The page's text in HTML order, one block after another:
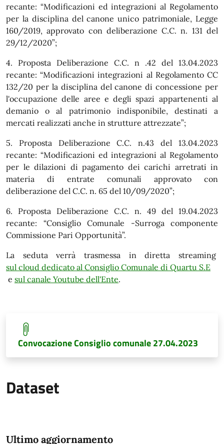
recante: “Modificazioni ed integrazioni al Regolamento
per la disciplina del canone unico patrimoniale, Legge
160/2019, approvato con deliberazione C.C. n. 131 del
29/12/2020”;
4. Proposta Deliberazione C.C. n .42 del 13.04.2023
recante: “Modificazioni integrazioni al Regolamento CC
132/20 per la disciplina del canone di concessione per
l'occupazione delle aree e degli spazi appartenenti al
demanio o al patrimonio indisponibile, destinati a
mercati realizzati anche in strutture attrezzate”;
5. Proposta Deliberazione C.C. n.43 del 13.04.2023
recante: “Modificazioni ed integrazioni al Regolamento
per le dilazioni di pagamento dei carichi arretrati in
materia di entrate comunali approvato con
deliberazione del C.C. n. 65 del 10/09/2020”;
6. Proposta Deliberazione C.C. n. 49 del 19.04.2023
recante: “Consiglio Comunale -Surroga componente
Commissione Pari Opportunità”.
La seduta verrà trasmessa in diretta streaming
sul cloud dedicato al Consiglio Comunale di Quartu S.E
e sul canale Youtube dell'Ente.
Convocazione Consiglio comunale 27.04.2023
Dataset
Ultimo aggiornamento